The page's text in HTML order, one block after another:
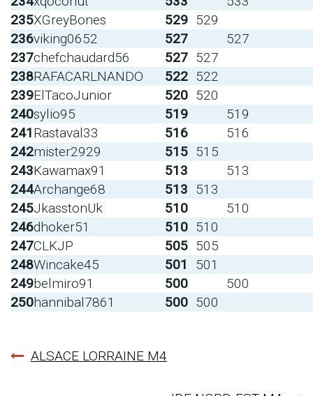
235XGreyBones 529 529
236viking0652 527
527
237chefchaudard56 527 527
238RAFACARLNANDO 522 522
239ElTacoJunior 520 520
240sylio95 519
519
241Rastaval33 516
516
242mister2929 515 515
243Kawamax91 513
513
244Archange68 513 513
245JkasstonUk 510
510
246dhoker51 510 510
247CLKJP 505 505
248Wincake45 501
501
249belmiro91 500
500
250hannibal7861 500 500
Navigation
ALSACE LORRAINE M4